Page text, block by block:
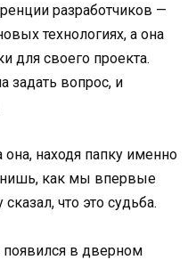
разработчиков —
технологиях, а она
для своего проекта.
задать вопрос, и
находя папку именно
как мы впервые
что это судьба.
в дверном